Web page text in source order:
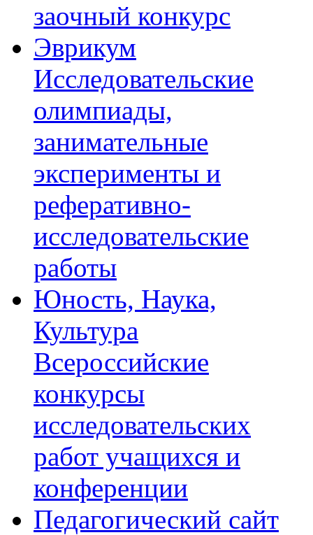
заочный конкурс
Эврикум
Исследовательские
олимпиады,
занимательные
эксперименты и
реферативно-
исследовательские
работы
Юность, Наука,
Культура
Всероссийские
конкурсы
исследовательских
работ учащихся и
конференции
Педагогический сайт